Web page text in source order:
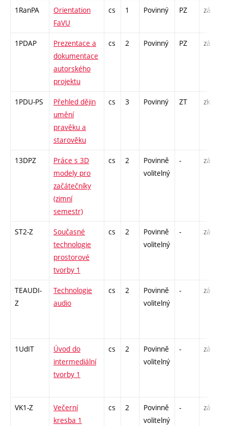
1RanPA
Orientation
FaVU
cs 1 Povinný PZ zá
1PDAP
Prezentace a
dokumentace
autorského
projektu
cs 2 Povinný PZ zá
1PDU-PS
Přehled dějin
umění
pravěku a
starověku
cs 3 Povinný ZT zk
13DPZ
Práce s 3D
modely pro
začátečníky
(zimní
semestr)
cs 2
Povinně
volitelný
- zá
ST2-Z
Současné
technologie
prostorové
tvorby 1
cs 2
Povinně
volitelný
- zá
TEAUDI-
Z
Technologie
audio
cs 2
Povinně
volitelný
- zá
1UdIT
Úvod do
intermediální
tvorby 1
cs 2
Povinně
volitelný
- zá
VK1-Z
Večerní
kresba 1
cs 2
Povinně
volitelný
- zá